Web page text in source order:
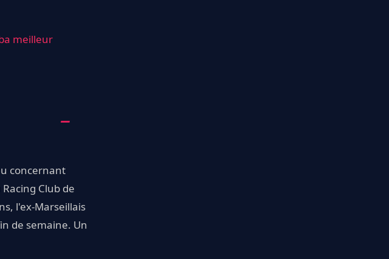
meilleur
concernant
Club de
l'ex-Marseillais
de semaine. Un